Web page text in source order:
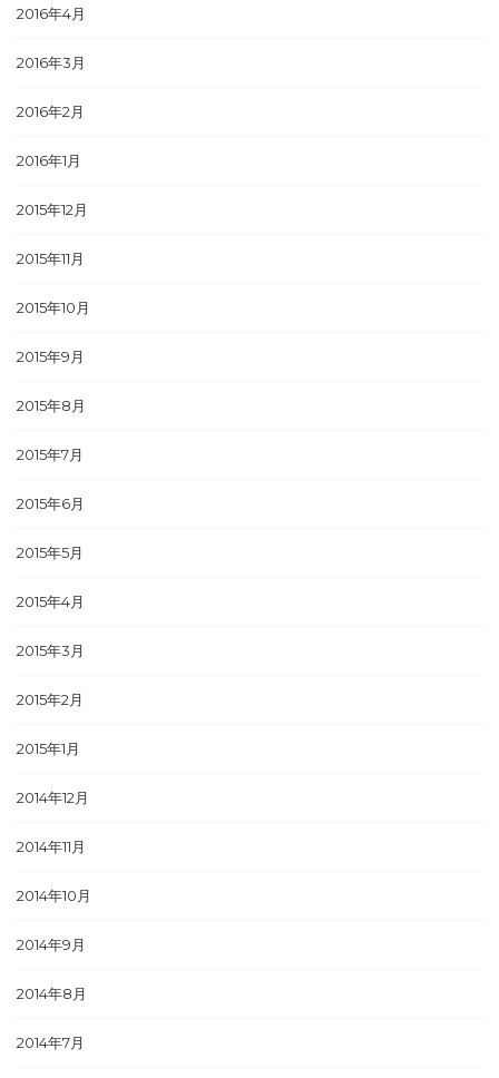
2016年4月
2016年3月
2016年2月
2016年1月
2015年12月
2015年11月
2015年10月
2015年9月
2015年8月
2015年7月
2015年6月
2015年5月
2015年4月
2015年3月
2015年2月
2015年1月
2014年12月
2014年11月
2014年10月
2014年9月
2014年8月
2014年7月